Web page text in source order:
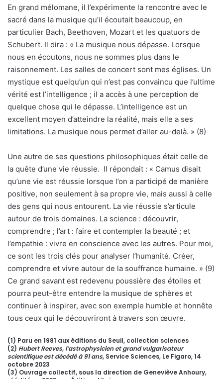
En grand mélomane, il l’expérimente la rencontre avec le
sacré dans la musique qu’il écoutait beaucoup, en
particulier Bach, Beethoven, Mozart et les quatuors de
Schubert. Il dira : « La musique nous dépasse. Lorsque
nous en écoutons, nous ne sommes plus dans le
raisonnement. Les salles de concert sont mes églises. Un
mystique est quelqu’un qui n’est pas convaincu que l’ultime
vérité est l’intelligence ; il a accès à une perception de
quelque chose qui le dépasse. L’intelligence est un
excellent moyen d’atteindre la réalité, mais elle a ses
limitations. La musique nous permet d’aller au-delà. » (8)
Une autre de ses questions philosophiques était celle de
la quête d’une vie réussie. Il répondait : « Camus disait
qu’une vie est réussie lorsque l’on a participé de manière
positive, non seulement à sa propre vie, mais aussi à celle
des gens qui nous entourent. La vie réussie s’articule
autour de trois domaines. La science : découvrir,
comprendre ; l’art : faire et contempler la beauté ; et
l’empathie : vivre en conscience avec les autres. Pour moi,
ce sont les trois clés pour analyser l’humanité. Créer,
comprendre et vivre autour de la souffrance humaine. » (9)
Ce grand savant est redevenu poussière des étoiles et
pourra peut-être entendre la musique de sphères et
continuer à inspirer, avec son exemple humble et honnête
tous ceux qui le découvriront à travers son œuvre.
(1) Paru en 1981 aux éditions du Seuil, collection sciences
(2) Hubert Reeves, l’astrophysicien et grand vulgarisateur
scientifique est décédé à 91 ans, Service Sciences, Le Figaro, 14
octobre 2023
(3) Ouvrage collectif, sous la direction de Geneviève Anhoury,